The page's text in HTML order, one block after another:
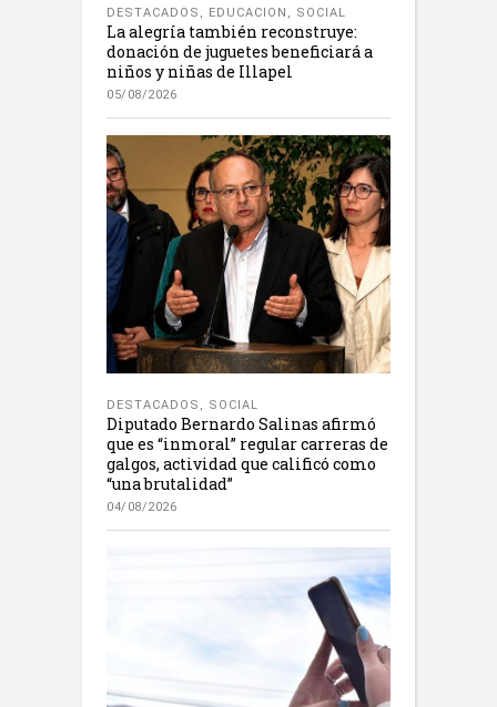
DESTACADOS , EDUCACION , SOCIAL
La alegría también reconstruye:
donación de juguetes beneficiará a
niños y niñas de Illapel
05/08/2026
DESTACADOS , SOCIAL
Diputado Bernardo Salinas afirmó
que es “inmoral” regular carreras de
galgos, actividad que calificó como
“una brutalidad”
04/08/2026